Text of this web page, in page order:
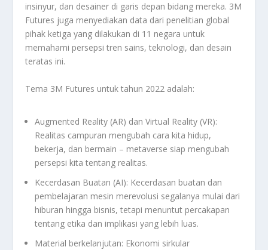
insinyur, dan desainer di garis depan bidang mereka. 3M
Futures juga menyediakan data dari penelitian global
pihak ketiga yang dilakukan di 11 negara untuk
memahami persepsi tren sains, teknologi, dan desain
teratas ini.
Tema 3M Futures untuk tahun 2022 adalah:
Augmented Reality (AR) dan Virtual Reality (VR):
Realitas campuran mengubah cara kita hidup,
bekerja, dan bermain – metaverse siap mengubah
persepsi kita tentang realitas.
Kecerdasan Buatan (AI): Kecerdasan buatan dan
pembelajaran mesin merevolusi segalanya mulai dari
hiburan hingga bisnis, tetapi menuntut percakapan
tentang etika dan implikasi yang lebih luas.
Material berkelanjutan: Ekonomi sirkular